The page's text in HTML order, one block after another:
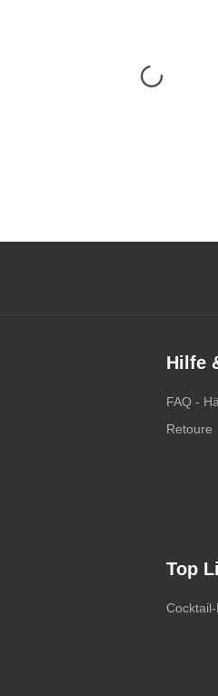
Hilfe
FAQ -
Retoure
Top